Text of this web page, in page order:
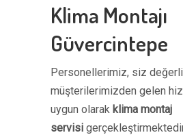
Klima Montajı
Güvercintepe
Personellerimiz, siz değerli
müşterilerimizden gelen
uygun olarak klima montaj
servisi